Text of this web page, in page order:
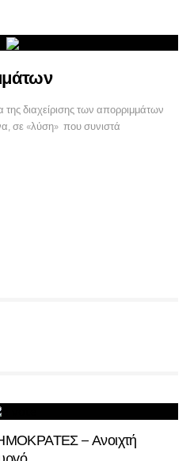
διαχείρισης των απορριμμάτων
σε «λύση» που συνιστά
– Ανοιχτή